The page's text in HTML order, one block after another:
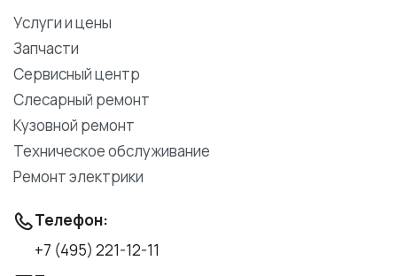
Услуги и цены
Запчасти
Сервисный центр
Слесарный ремонт
Кузовной ремонт
Техническое обслуживание
Ремонт электрики
Телефон:
+7 (495) 221-12-11